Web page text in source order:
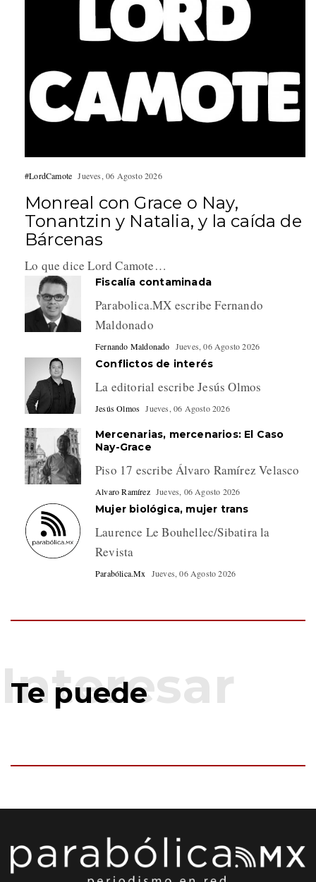
#LordCamote Jueves, 06 Agosto 2026
Monreal con Grace o Nay,
Tonantzin y Natalia, y la caída de
Bárcenas
Lo que dice Lord Camote…
Fiscalía contaminada
Parabolica.MX escribe Fernando
Maldonado
Fernando Maldonado Jueves, 06 Agosto 2026
Conflictos de interés
La editorial escribe Jesús Olmos
Jesús Olmos Jueves, 06 Agosto 2026
Mercenarias, mercenarios: El Caso
Nay-Grace
Piso 17 escribe Álvaro Ramírez Velasco
Alvaro Ramírez Jueves, 06 Agosto 2026
Mujer biológica, mujer trans
Laurence Le Bouhellec/Sibatira la
Revista
Parabólica.Mx Jueves, 06 Agosto 2026
Te puede